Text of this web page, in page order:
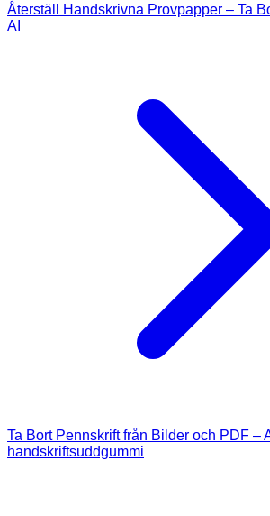
Återställ Handskrivna Provpapper – Ta
AI
Ta Bort Pennskrift från Bilder och PDF –
handskriftsuddgummi